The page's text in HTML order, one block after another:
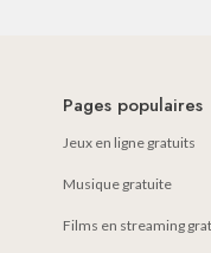
Pages populaires
Jeux en ligne gratuits
Musique gratuite
Films en streaming